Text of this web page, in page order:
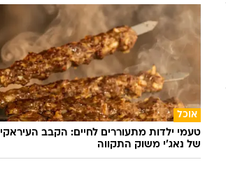
אוכל
טעמי ילדות מתעוררים לחיים: הקבב העיראקי
של נאג׳י משוק התקווה